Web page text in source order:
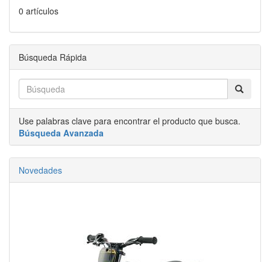
0 artículos
Búsqueda Rápida
Use palabras clave para encontrar el producto que busca.
Búsqueda Avanzada
Novedades